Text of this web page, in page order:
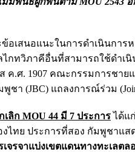
อเสนอแนะในการดำเนินการห
ทวิภาคีอื่นที่สามารถใช้ดำเนิ
ค.ศ. 1907 คณะกรรมการชา
ชา (JBC) แถลงการณ์ร่วม
ลิก MOU 44 มี 7 ประการได้แ
ไทย ประการที่สอง กัมพูชาแส
จรจาแบ่งเขตแดนทางทะเลตล